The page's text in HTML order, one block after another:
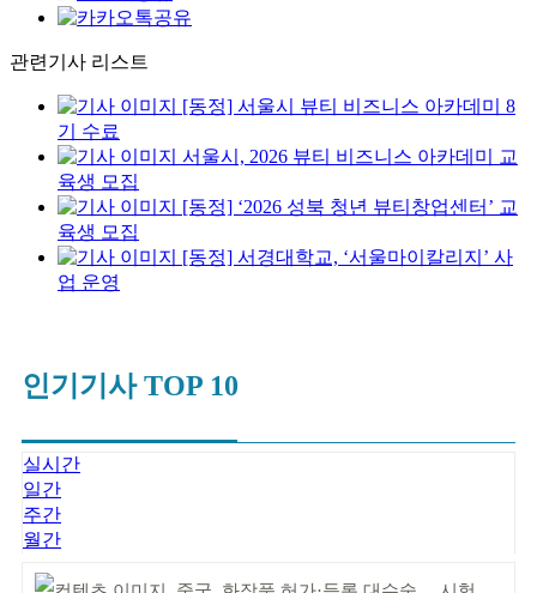
관련기사 리스트
[동정] 서울시 뷰티 비즈니스 아카데미 8
기 수료
서울시, 2026 뷰티 비즈니스 아카데미 교
육생 모집
[동정] ‘2026 성북 청년 뷰티창업센터’ 교
육생 모집
[동정] 서경대학교, ‘서울마이칼리지’ 사
업 운영
인기기사 TOP 10
실시간
일간
주간
월간